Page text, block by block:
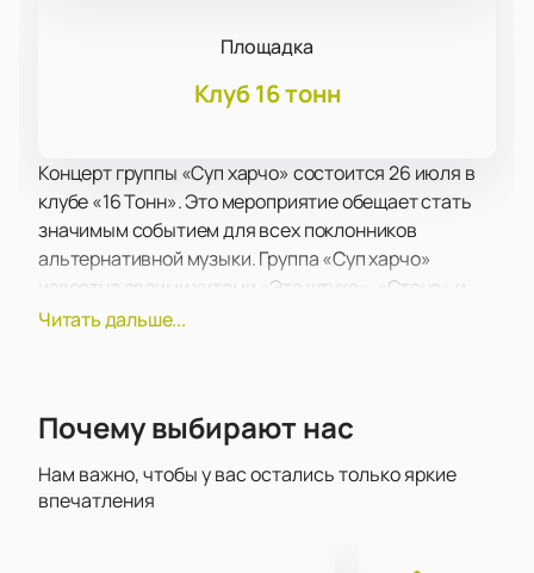
Площадка
Клуб 16 тонн
Концерт группы «Суп харчо» состоится 26 июля в
клубе «16 Тонн». Это мероприятие обещает стать
значимым событием для всех поклонников
альтернативной музыки. Группа «Суп харчо»
известна своими хитами «Эта штука», «Стена» и
«Качалка-кресло», которые завоевали
Клуб «16 Тонн» расположен в центре Москвы и
атмосферой. Это одна из самых популярных
концертных площадок города, которая регулярно
Читать дальше...
Почему выбирают нас
Нам важно, чтобы у вас остались только яркие
впечатления